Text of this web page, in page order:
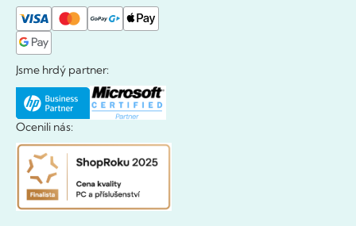
Jsme hrdý partner:
Ocenili nás: